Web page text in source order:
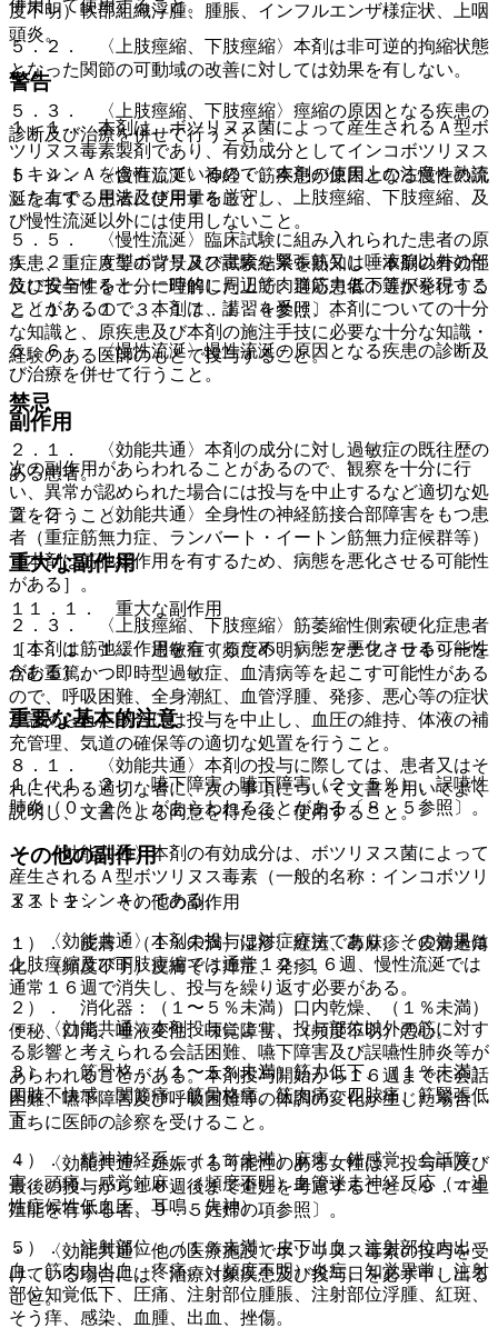
度不明）軟部組織浮腫、腫脹、インフルエンザ様症状、上咽
頭炎。
警告
１．１． 本剤は、ボツリヌス菌によって産生されるＡ型ボ
ツリヌス毒素製剤であり、有効成分としてインコボツリヌス
トキシンＡを含有しているので、本剤の使用上の注意を熟読
した上で、用法及び用量を厳守し、上肢痙縮、下肢痙縮、及
び慢性流涎以外には使用しないこと。
１．２． Ａ型ボツリヌス毒素を緊張筋又は唾液腺以外の部
位に投与すると、一時的に周辺筋肉群筋力低下等が発現する
ことがあるので、本剤は、講習を受け、本剤についての十分
な知識と、原疾患及び本剤の施注手技に必要な十分な知識・
経験のある医師のもとで投与すること。
禁忌
２．１． 〈効能共通〉本剤の成分に対し過敏症の既往歴の
ある患者。
２．２． 〈効能共通〉全身性の神経筋接合部障害をもつ患
者（重症筋無力症、ランバート・イートン筋無力症候群等）
［本剤は筋弛緩作用を有するため、病態を悪化させる可能性
がある］。
２．３． 〈上肢痙縮、下肢痙縮〉筋萎縮性側索硬化症患者
［本剤は筋弛緩作用を有するため、病態を悪化させる可能性
がある］。
重要な基本的注意
８．１． 〈効能共通〉本剤の投与に際しては、患者又はそ
れに代わる適切な者に、次の事項について文書を用いてよく
説明し、文書による同意を得た後、使用すること。
・ 〈効能共通〉本剤の有効成分は、ボツリヌス菌によって
産生されるＡ型ボツリヌス毒素（一般的名称：インコボツリ
ヌストキシンＡ）である。
・ 〈効能共通〉本剤の投与は対症療法であり、その効果は
上肢痙縮及び下肢痙縮では通常１２−１６週、慢性流涎では
通常１６週で消失し、投与を繰り返す必要がある。
・ 〈効能共通〉本剤投与により、投与部位以外の筋に対す
る影響と考えられる会話困難、嚥下障害及び誤嚥性肺炎等が
あらわれることがある。本剤投与開始から１６週までに会話
困難、嚥下障害及び呼吸困難等の体調の変化が生じた場合、
直ちに医師の診察を受けること。
・ 〈効能共通〉妊娠する可能性のある女性は、投与中及び
最後の投与から１６週後まで避妊を考慮すること〔９．４生
殖能を有する者、９．５妊婦の項参照〕。
・ 〈効能共通〉他の医療施設でボツリヌス毒素の投与を受
けている場合には、治療対象疾患及び投与日を必ず申し出る
こと。
併用して使用すること。
５．２． 〈上肢痙縮、下肢痙縮〉本剤は非可逆的拘縮状態
となった関節の可動域の改善に対しては効果を有しない。
５．３． 〈上肢痙縮、下肢痙縮〉痙縮の原因となる疾患の
診断及び治療を併せて行うこと。
５．４． 〈慢性流涎〉神経・筋疾患が原因となる慢性の流
涎を有する患者に使用すること。
５．５． 〈慢性流涎〉臨床試験に組み入れられた患者の原
疾患、重症度等の背景及び試験結果を熟知し、本剤の有効性
及び安全性を十分に理解した上で、適応患者の選択を行うこ
と〔１７．１．３、１７．１．４参照〕。
５．６． 〈慢性流涎〉慢性流涎の原因となる疾患の診断及
び治療を併せて行うこと。
副作用
次の副作用があらわれることがあるので、観察を十分に行
い、異常が認められた場合には投与を中止するなど適切な処
置を行うこと。
重大な副作用
１１．１． 重大な副作用
１１．１．１． 過敏症（頻度不明）：アナフィラキシーを
含む重篤かつ即時型過敏症、血清病等を起こす可能性がある
ので、呼吸困難、全身潮紅、血管浮腫、発疹、悪心等の症状
が認められた場合には投与を中止し、血圧の維持、体液の補
充管理、気道の確保等の適切な処置を行うこと。
１１．１．２． 嚥下障害：嚥下障害（２．５％）、誤嚥性
肺炎（０．２％）があらわれることがある〔８．５参照〕。
その他の副作用
１１．２． その他の副作用
１）． 皮膚：（１％未満）湿疹、紅斑、蕁麻疹、皮膚過角
化、（頻度不明）皮膚そう痒症、発疹。
２）． 消化器：（１〜５％未満）口内乾燥、（１％未満）
便秘、口渇、唾液変性、味覚障害、（頻度不明）悪心。
３）． 筋骨格：（１〜５％未満）筋力低下、（１％未満）
四肢不快感、関節痛、筋骨格痛、筋肉痛、四肢痛、筋緊張低
下。
４）． 精神神経系：（１％未満）麻痺、錯感覚、会話障
害、頭痛、感覚鈍麻、（頻度不明）血管迷走神経反応（一過
性症候性低血圧、耳鳴、失神）。
５）． 注射部位：（１％未満）皮下出血、注射部位内出
血、筋肉内出血、疼痛、（頻度不明）炎症、知覚異常、注射
部位知覚低下、圧痛、注射部位腫脹、注射部位浮腫、紅斑、
そう痒、感染、血腫、出血、挫傷。